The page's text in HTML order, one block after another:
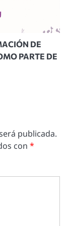
DE
PARTE DE
publicada.
con *